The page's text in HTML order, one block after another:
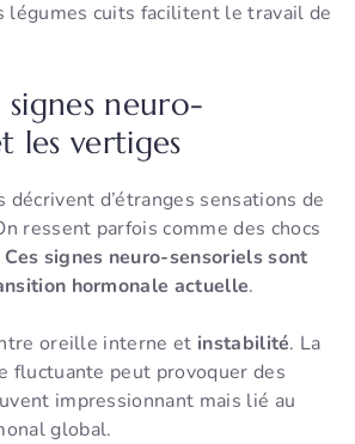
légumes cuits facilitent le travail de
signes neuro-
les vertiges
décrivent d’étranges sensations de
ressent parfois comme des chocs
Ces signes neuro-sensoriels sont
hormonale actuelle.
oreille interne et instabilité. La
fluctuante peut provoquer des
impressionnant mais lié au
global.